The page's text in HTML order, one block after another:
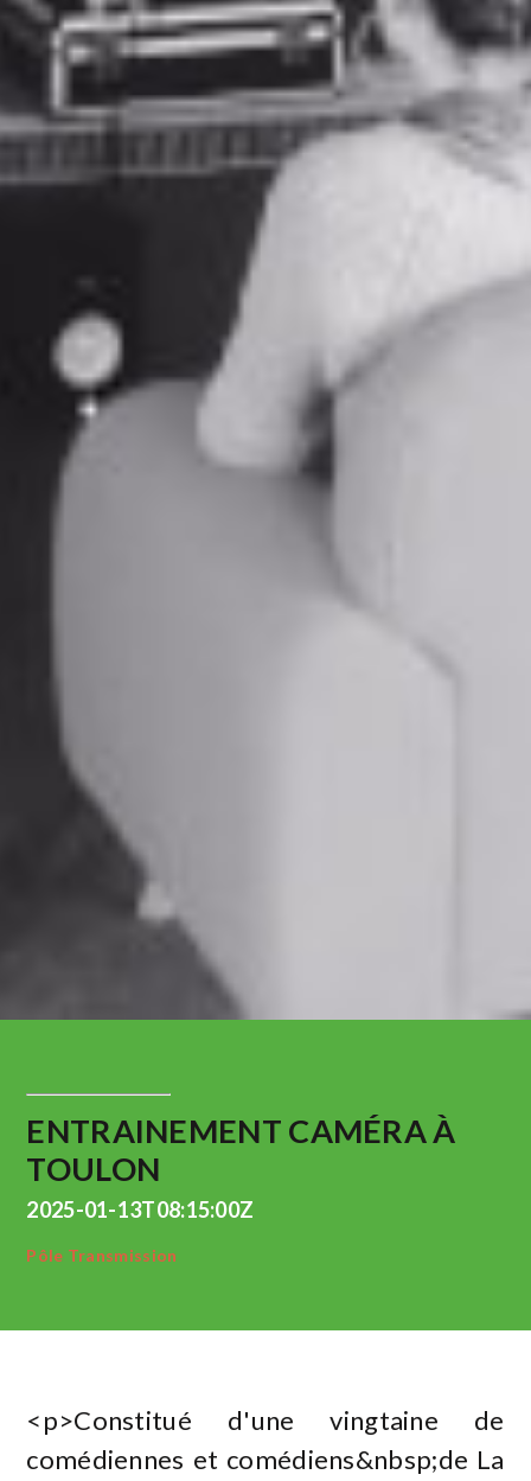
ENTRAINEMENT CAMÉRA À
TOULON
2025-01-13T08:15:00Z
Pôle Transmission
<p>Constitué d'une vingtaine de
comédiennes et comédiens&nbsp;de La